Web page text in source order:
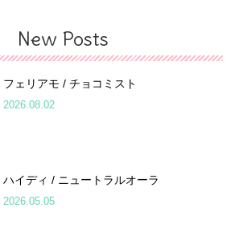
New Posts
フェリアモ / チョコミスト
2026.08.02
ハイディ / ニュートラルオーラ
2026.05.05